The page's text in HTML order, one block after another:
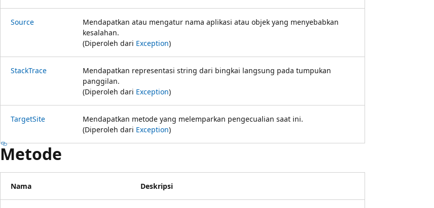
Source
Mendapatkan atau mengatur nama aplikasi atau objek yang menyebabkan
kesalahan.
(Diperoleh dari Exception)
StackTrace
Mendapatkan representasi string dari bingkai langsung pada tumpukan
panggilan.
(Diperoleh dari Exception)
TargetSite
Mendapatkan metode yang melemparkan pengecualian saat ini.
(Diperoleh dari Exception)
Metode
Nama Deskripsi